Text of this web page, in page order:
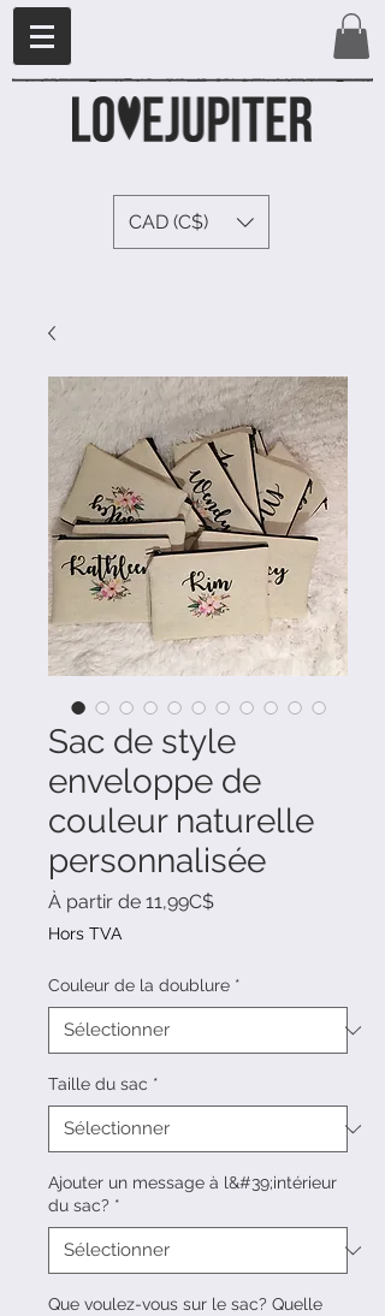
CAD (C$)
Sac de style
enveloppe de
couleur naturelle
personnalisée
À partir de 11,99C$Prix
Hors TVA
Couleur de la doublure *
Taille du sac *
Ajouter un message à l&#39;intérieur
du sac? *
Que voulez-vous sur le sac? Quelle